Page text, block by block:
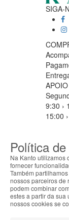
SIGA-
9:30 ›
15:00
ABOUT
Kanto
cookies
Política
Na Kanto utilizamos
fornecer
Também
nossos parceiros de
podem combinar
estes a partir da sua
nossos cookies se